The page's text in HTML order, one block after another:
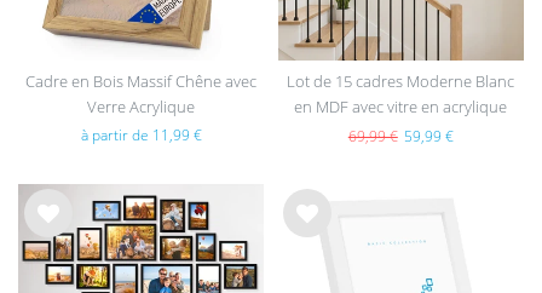
Cadre en Bois Massif Chêne avec
Verre Acrylique
à partir de 11,99 €
Lot de 15 cadres Moderne Blanc
en MDF avec vitre en acrylique
69,99 € 59,99 €
List
e de
sou
List